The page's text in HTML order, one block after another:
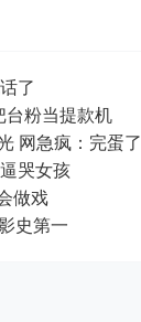
说话了
台粉当提款机
网急疯：完蛋了
词逼哭女孩
会做戏
影史第一